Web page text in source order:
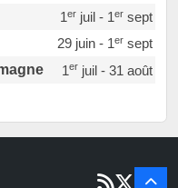
1erjuil - 1ersept
29 juin - 1ersept
1erjuil - 31 août
22 juin - 2 sept
juil - 31